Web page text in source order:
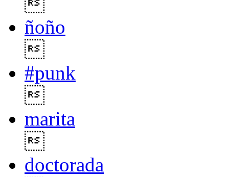
ñoño
#punk
marita
doctorada